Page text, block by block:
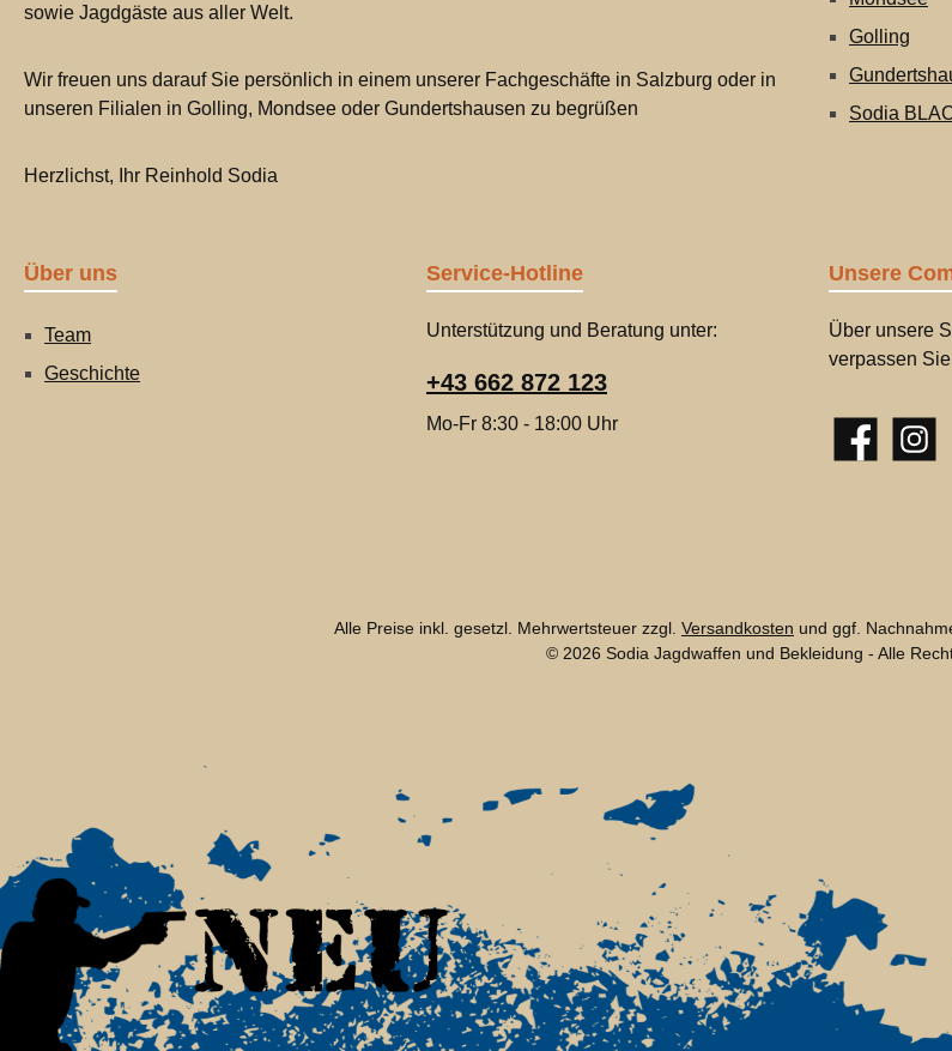
sowie Jagdgäste aus aller Welt.
Wir freuen uns darauf Sie persönlich in einem unserer Fachgeschäfte in Salzburg oder in
unseren Filialen in Golling, Mondsee oder Gundertshausen zu begrüßen
Herzlichst, Ihr Reinhold Sodia
Golling
Sodia
Über uns
Team
Geschichte
Service-Hotline
Unterstützung und Beratung unter:
+43 662 872 123
Mo-Fr 8:30 - 18:00 Uhr
Unsere
Über unsere
verpassen
Facebook
Alle Preise inkl. gesetzl. Mehrwertsteuer zzgl. Versandkosten und ggf.
© 2026 Sodia Jagdwaffen und Bekleidung - Alle